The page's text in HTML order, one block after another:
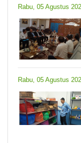
Rabu, 05 Agustus
Rabu, 05 Agustus